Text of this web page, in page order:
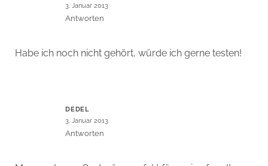
3. Januar 2013
Antworten
Habe ich noch nicht gehört, würde ich gerne testen!
DEDEL
3. Januar 2013
Antworten